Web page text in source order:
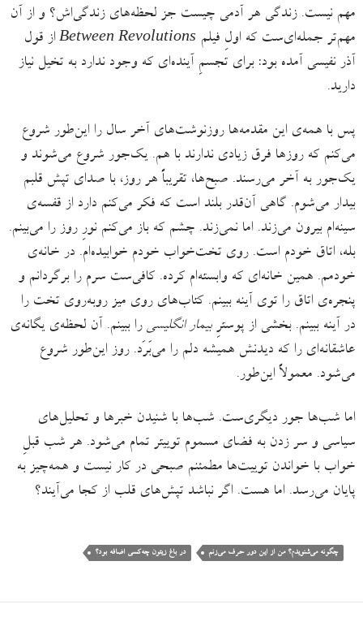
مهم نیست. زندگی هر آدمی چیست جز لحظه‌های زندگی‌اش؟ و از آن
مهم‌تر جمله‌ای‌ست که اولِ فیلم Between Revolutions از قول
آذر نفیسی آمده بود: برای تجسمِ آینده‌ای که وجود ندارد به تخیل نیاز
دارید.
پس با همه‌ی این مقدمه‌ها روزنوشت‌های آخر سال را این‌طور شروع
می‌کنم که روزها فرق زیادی ندارند با هم. یک‌جور شروع می‌شوند و
یک‌جور به آخر می‌رسند. صبح‌ها، تقریباً هر روز، با صدای تپش قلبم
بیدار می‌شوم. گاهی آن‌قدر بلند است که فکر می‌کنم دارد از قفسه‌ی
سینه‌ام بیرون می‌زند. اما نمی‌زند. چشم که باز می‌کنم نورِ روز را می‌بینم.
بله، اتاق خودم است. روی تخت‌خواب خودم خوابیده‌ام. در خانه‌ی
خودمم. همین خانه‌ای که وابسته‌ام کرده. کافی‌ست سرم را برگردانم و
پنجره‌ی اتاق را توی آینه ببینم. کتاب‌های روی میز روبه‌روی تخت را
در آینه ببینم. بخشی از پوسترِبیمار انگلیسی را ببینم. آن لحظه‌ی یگانه‌ی
عاشقانه‌ای را که دیدنش همیشه دلم را می‌بَرَد. روز این‌طور شروع
می‌شود. معمولاً این‌طور.
اما شب‌ها جور دیگری‌ست. شب‌ها با شنیدن خبرها و تحلیل‌های
سیاسی و سر زدن به فضای مسموم توییتر تمام می‌شود. هر شب قبلِ
خواب با خواندن توییت‌ها مطمئنم صبحی در کار نیست و همه‌چیز به
پایان می‌رسد. اما هست. اگر نباشد تپش‌های قلب از کجا می‌آیند؟
چگونه می‌شنویدم؟ من از این دور حرف می‌زنم در باغ زیتون چه‌کسی اضافه بود؟